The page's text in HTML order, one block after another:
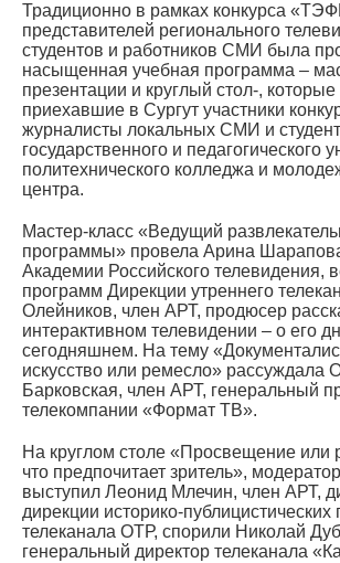
Традиционно в рамках конкурса
представителей регионального
студентов и работников СМИ была
насыщенная учебная программа –
презентации и круглый стол-, которые
приехавшие в Сургут участники
журналисты локальных СМИ и
государственного и педагогического
политехнического колледжа и
центра.
Мастер-класс «Ведущий
программы» провела Арина
Академии Российского телевидения,
программ Дирекции утреннего
Олейников, член АРТ, продюсер
интерактивном телевидении – о его
сегодняшнем. На тему
искусство или ремесло» рассуждала
Барковская, член АРТ, генеральный
телекомпании «Формат ТВ».
На круглом столе «Просвещение или
что предпочитает зритель»,
выступил Леонид Млечин, член АРТ,
дирекции историко-публицистических
телеканала ОТР, спорили Николай
генеральный директор телеканала